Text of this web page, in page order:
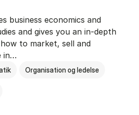
business economics and
and gives you an in-depth
to market, sell and
in…
Organisation og ledelse